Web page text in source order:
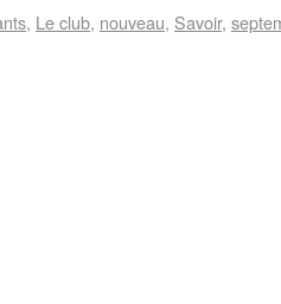
, Le club, nouveau, Savoir,